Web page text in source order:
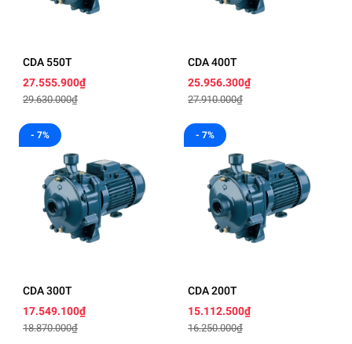
CDA 550T
27.555.900₫
29.630.000₫
CDA 400T
25.956.300₫
27.910.000₫
- 7%
CDA 300T
17.549.100₫
18.870.000₫
- 7%
CDA 200T
15.112.500₫
16.250.000₫